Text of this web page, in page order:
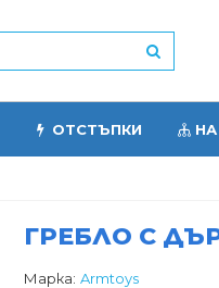
ОТСТЪПКИ
ГРЕБЛО С
Марка: Armtoys